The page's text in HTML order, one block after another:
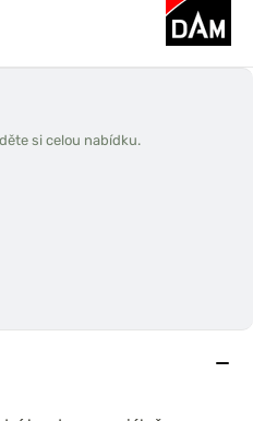
si celou nabídku.